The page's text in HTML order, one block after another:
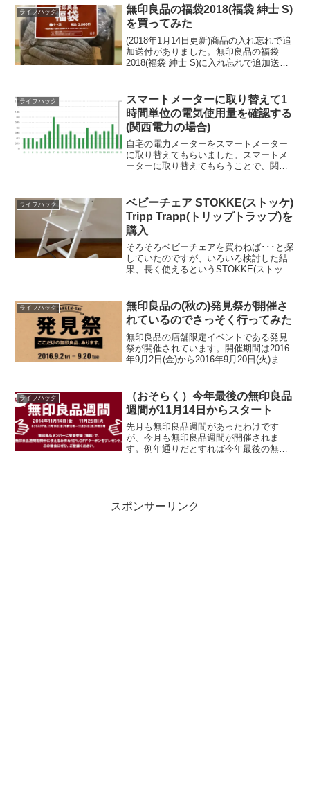
1cm程度もあるチラシとは･･･。費用も
か...
ライフハック
無印良品の福袋2018(福袋 紳士 S)
を買ってみた
(2018年1月14日更新)商品の入れ忘れで追
加送付がありました。無印良品の福袋
2018(福袋 紳士 S)に入れ忘れで追加送付 |
しまったので手に入れて...
ライフハック
スマートメーターに取り替えて1
時間単位の電気使用量を確認する
(関西電力の場合)
自宅の電力メーターをスマートメーター
に取り替えてもらいました。スマートメ
ーターに取り替えてもらうことで、関西
単位で確認することができます。本記事
では具体的に実施した...
ライフハック
ベビーチェア STOKKE(ストッケ)
Tripp Trapp(トリップトラップ)を
購入
そろそろベビーチェアを買わねば･･･と探
していたのですが、いろいろ検討した結
果、長く使えるというSTOKKE(ストッ
プ ホワイトposted with...
ライフハック
無印良品の(秋の)発見祭が開催さ
れているのでさっそく行ってみた
無印良品の店舗限定イベントである発見
祭が開催されています。開催期間は2016
年9月2日(金)から2016年9月20日(火)ま
ール湘南 名古屋名鉄百貨店 グラン...
ライフハック
（おそらく）今年最後の無印良品
週間が11月14日からスタート
先月も無印良品週間があったわけです
が、今月も無印良品週間が開催されま
す。例年通りだとすれば今年最後の無印
スポンサーリンク